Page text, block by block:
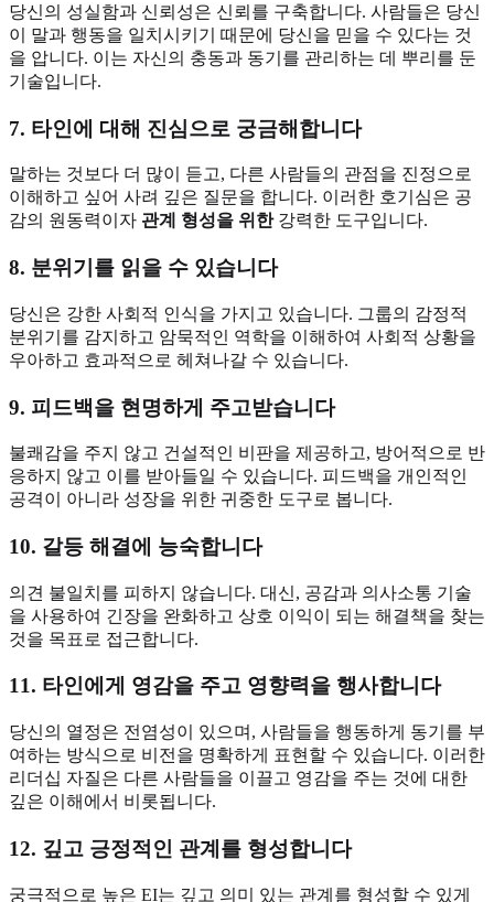
당신의 성실함과 신뢰성은 신뢰를 구축합니다. 사람들은 당신
이 말과 행동을 일치시키기 때문에 당신을 믿을 수 있다는 것
을 압니다. 이는 자신의 충동과 동기를 관리하는 데 뿌리를 둔
기술입니다.
7. 타인에 대해 진심으로 궁금해합니다
말하는 것보다 더 많이 듣고, 다른 사람들의 관점을 진정으로
이해하고 싶어 사려 깊은 질문을 합니다. 이러한 호기심은 공
감의 원동력이자 관계 형성을 위한강력한 도구입니다.
8. 분위기를 읽을 수 있습니다
당신은 강한 사회적 인식을 가지고 있습니다. 그룹의 감정적
분위기를 감지하고 암묵적인 역학을 이해하여 사회적 상황을
우아하고 효과적으로 헤쳐나갈 수 있습니다.
9. 피드백을 현명하게 주고받습니다
불쾌감을 주지 않고 건설적인 비판을 제공하고, 방어적으로 반
응하지 않고 이를 받아들일 수 있습니다. 피드백을 개인적인
공격이 아니라 성장을 위한 귀중한 도구로 봅니다.
10. 갈등 해결에 능숙합니다
의견 불일치를 피하지 않습니다. 대신, 공감과 의사소통 기술
을 사용하여 긴장을 완화하고 상호 이익이 되는 해결책을 찾는
것을 목표로 접근합니다.
11. 타인에게 영감을 주고 영향력을 행사합니다
당신의 열정은 전염성이 있으며, 사람들을 행동하게 동기를 부
여하는 방식으로 비전을 명확하게 표현할 수 있습니다. 이러한
리더십 자질은 다른 사람들을 이끌고 영감을 주는 것에 대한
깊은 이해에서 비롯됩니다.
12. 깊고 긍정적인 관계를 형성합니다
궁극적으로 높은 EI는 깊고 의미 있는 관계를 형성할 수 있게